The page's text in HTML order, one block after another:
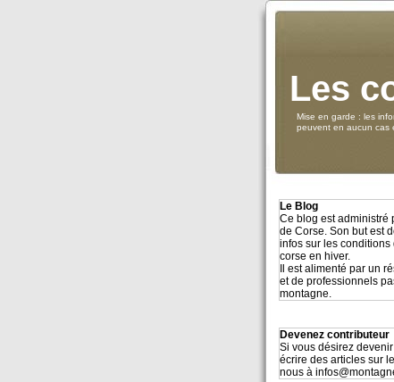
Les
Mise en garde : les
peuvent en aucun cas
Le Blog
Ce blog est administré
de Corse. Son but est
infos sur les conditions
corse en hiver.
Il est alimenté par un
et de professionnels
montagne.
Devenez contributeur
Si vous désirez
écrire des articles sur
nous à